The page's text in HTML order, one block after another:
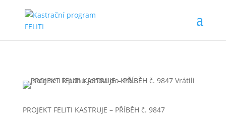
PROJEKT FELITI KASTRUJE – PŘÍBĚH č. 9847